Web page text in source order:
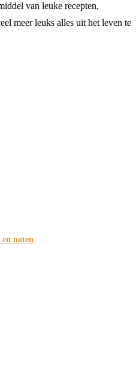
van leuke recepten,
meer leuks alles uit het leven te
en noten